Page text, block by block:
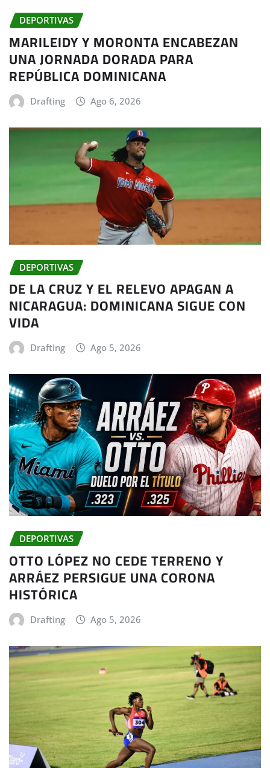
DEPORTIVAS
MARILEIDY Y MORONTA ENCABEZAN
UNA JORNADA DORADA PARA
REPÚBLICA DOMINICANA
Drafting Ago 6, 2026
DEPORTIVAS
DE LA CRUZ Y EL RELEVO APAGAN A
NICARAGUA: DOMINICANA SIGUE CON
VIDA
Drafting Ago 5, 2026
DEPORTIVAS
OTTO LÓPEZ NO CEDE TERRENO Y
ARRÁEZ PERSIGUE UNA CORONA
HISTÓRICA
Drafting Ago 5, 2026